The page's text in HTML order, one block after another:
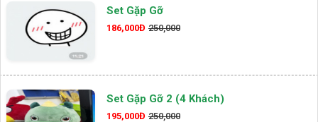
Set Gặp Gỡ
186,000Đ 250,000
Set Gặp Gỡ 2 (4 Khách)
195,000Đ 250,000